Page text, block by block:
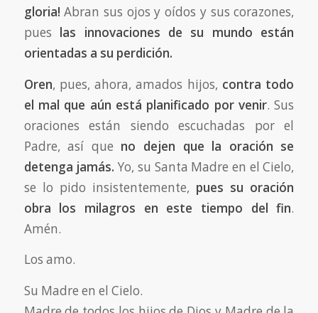
gloria! Abran sus ojos y oídos y sus corazones,
pues las innovaciones de su mundo están
orientadas a su perdición.
Oren, pues, ahora, amados hijos, contra todo
el mal que aún está planificado por venir. Sus
oraciones están siendo escuchadas por el
Padre, así que no dejen que la oración se
detenga jamás. Yo, su Santa Madre en el Cielo,
se lo pido insistentemente, pues su oración
obra los milagros en este tiempo del fin.
Amén.
Los amo.
Su Madre en el Cielo.